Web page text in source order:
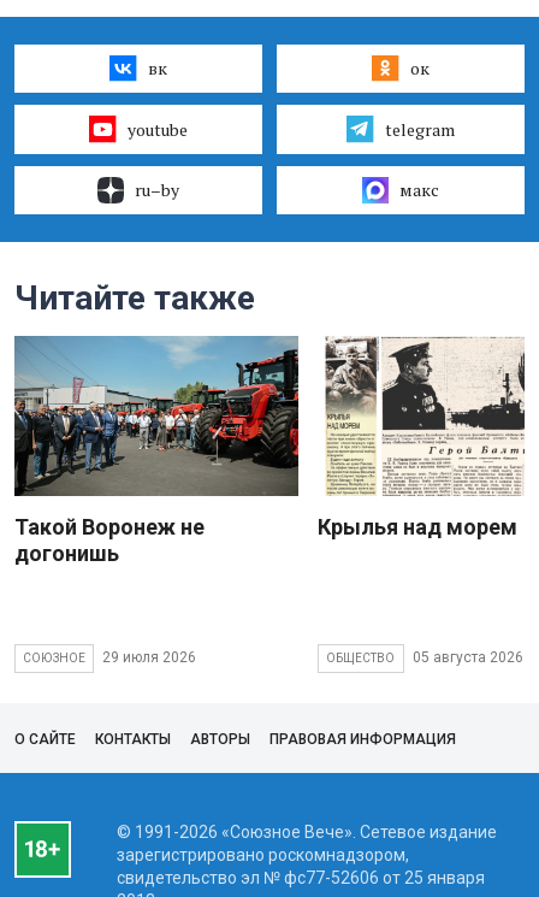
вк ок
youtube telegram
ru–by макс
Читайте также
Такой Воронеж не
догонишь
СОЮЗНОЕ 29 июля 2026
Крылья над морем
ОБЩЕСТВО 05 августа 2026
О САЙТЕ КОНТАКТЫ АВТОРЫ ПРАВОВАЯ ИНФОРМАЦИЯ
© 1991-2026 «Союзное Вече». Сетевое издание
зарегистрировано роскомнадзором,
свидетельство эл № фc77-52606 от 25 января